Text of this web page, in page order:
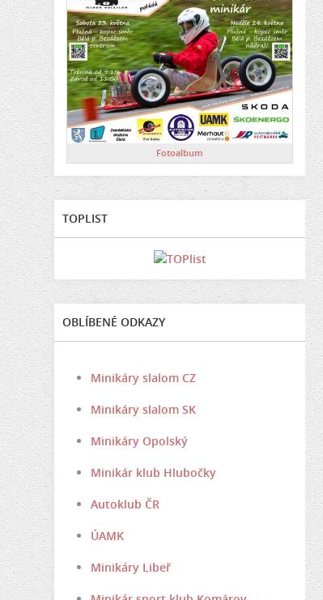
Fotoalbum
TOPLIST
OBLÍBENÉ ODKAZY
Minikáry slalom CZ
Minikáry slalom SK
Minikáry Opolský
Minikár klub Hlubočky
Autoklub ČR
ÚAMK
Minikáry Libeř